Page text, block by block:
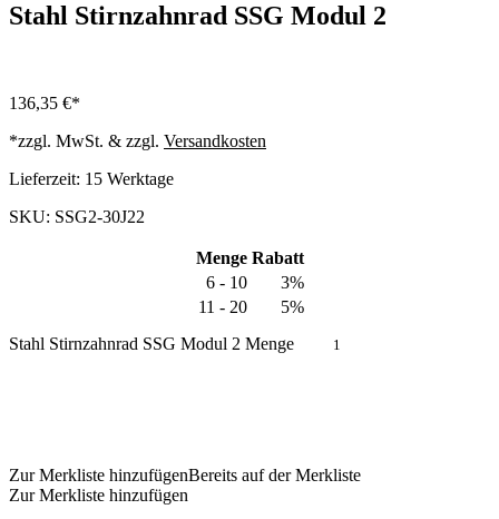
Stahl Stirnzahnrad SSG Modul 2
136,35 €
*zzgl. MwSt. & zzgl. Versandkosten
Lieferzeit: 15 Werktage
SKU: SSG2-30J22
Menge Rabatt
6 - 10
3%
11 - 20
5%
Stahl Stirnzahnrad SSG Modul 2 Menge
Zur Merkliste hinzufügenBereits auf der Merkliste
Zur Merkliste hinzufügen